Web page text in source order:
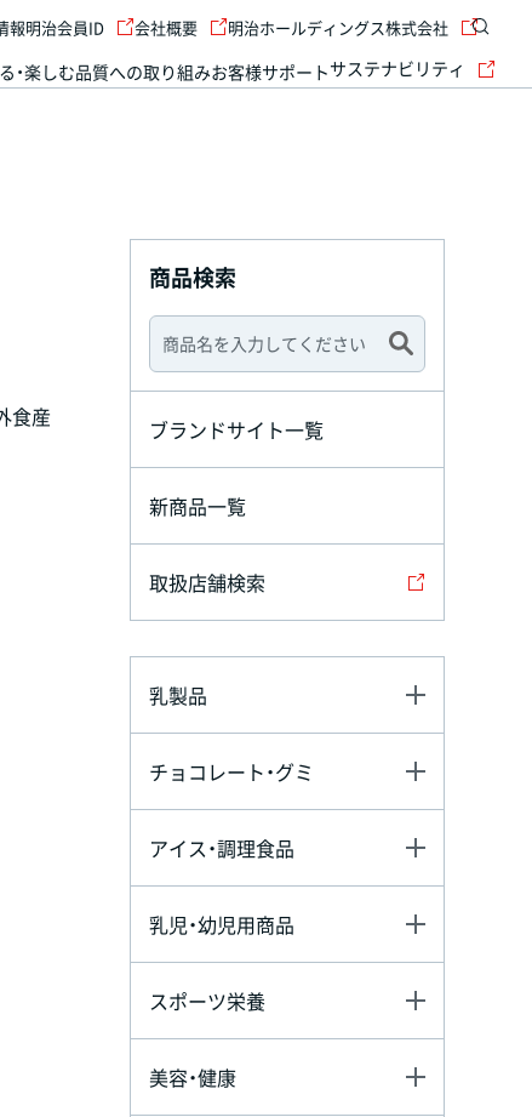
・楽しむ品質への取り組みお客様サポートサステナビリティ
報明治会員ID 会社概要 明治ホールディングス株式会社
食産
商品検索
ブランドサイト一覧
新商品一覧
取扱店舗検索
乳製品
チョコレート・グミ
アイス・調理食品
乳児・幼児用商品
スポーツ栄養
美容・健康